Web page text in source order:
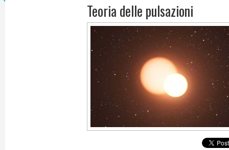
Teoria delle pulsazioni